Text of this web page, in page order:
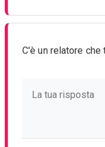
C'è un relatore